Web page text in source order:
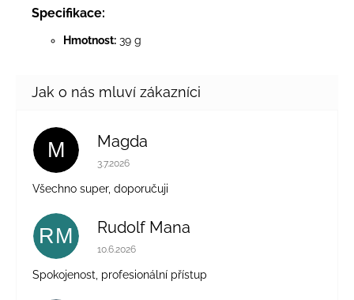
Specifikace:
Hmotnost: 39 g
M Magda
Hodnocení obchodu je 5 z 5 hvězdiček.
3.7.2026
Všechno super, doporučuji
RM Rudolf Mana
Hodnocení obchodu je 5 z 5 hvězdiček.
10.6.2026
Spokojenost, profesionální přístup